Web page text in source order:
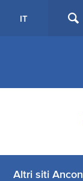
IT
Altri siti Ancon